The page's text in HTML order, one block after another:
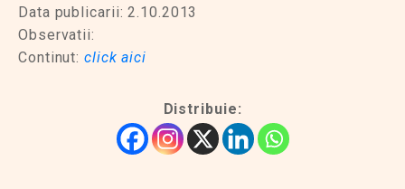
Data publicarii: 2.10.2013
Observatii:
Continut: click aici
Distribuie: